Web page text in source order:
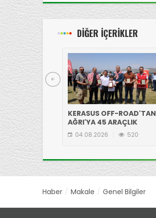
DİĞER İÇERİKLER
KERASUS OFF-ROAD'TAN
AĞRI'YA 45 ARAÇLIK
ÇIKARMA!
04.08.2026 520
Haber Makale Genel Bilgiler